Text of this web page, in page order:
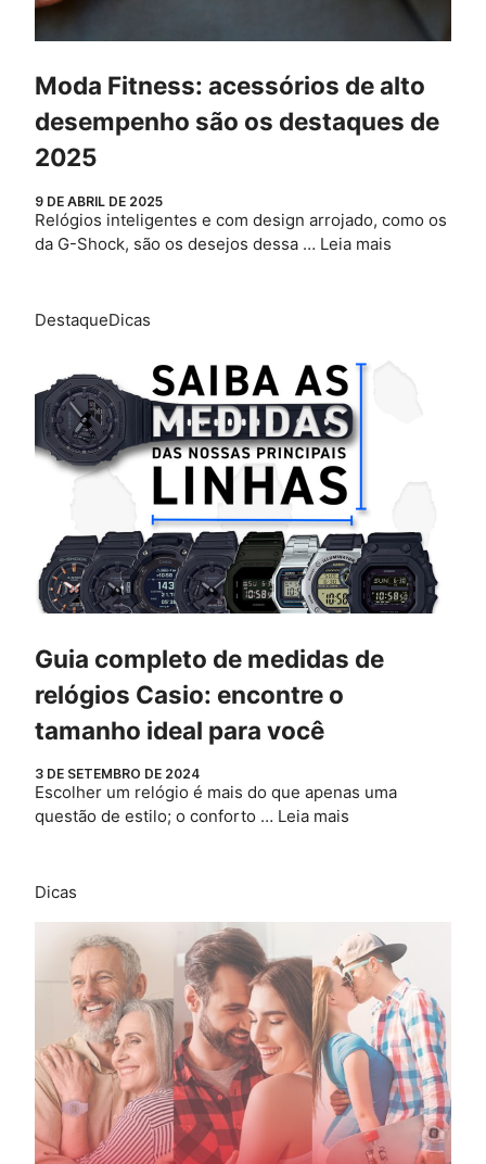
Moda Fitness: acessórios de alto
desempenho são os destaques de
2025
9 DE ABRIL DE 2025
Relógios inteligentes e com design arrojado, como os
da G-Shock, são os desejos dessa … Leia mais
DestaqueDicas
Guia completo de medidas de
relógios Casio: encontre o
tamanho ideal para você
3 DE SETEMBRO DE 2024
Escolher um relógio é mais do que apenas uma
questão de estilo; o conforto … Leia mais
Dicas